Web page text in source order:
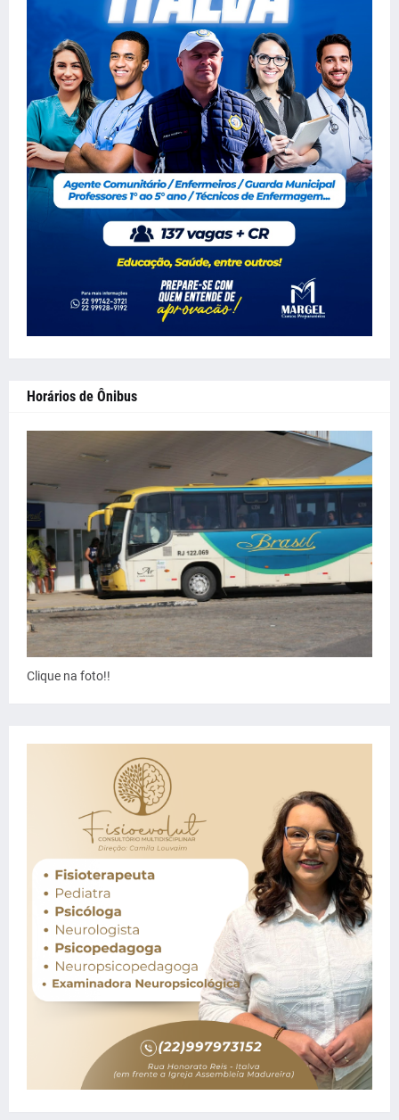
Horários de Ônibus
Clique na foto!!